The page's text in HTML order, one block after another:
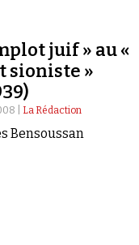
juif » au «
sioniste »
| La Rédaction
Bensoussan